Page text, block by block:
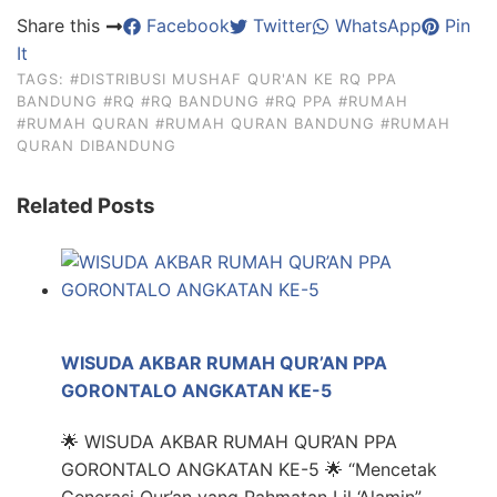
Share this Facebook Twitter WhatsApp
Pin
It
TAGS: #DISTRIBUSI MUSHAF QUR'AN KE RQ PPA
BANDUNG #RQ #RQ BANDUNG #RQ PPA #RUMAH
#RUMAH QURAN #RUMAH QURAN BANDUNG #RUMAH
QURAN DIBANDUNG
Related Posts
WISUDA AKBAR RUMAH QUR’AN PPA
GORONTALO ANGKATAN KE-5
🌟 WISUDA AKBAR RUMAH QUR’AN PPA
GORONTALO ANGKATAN KE-5 🌟 “Mencetak